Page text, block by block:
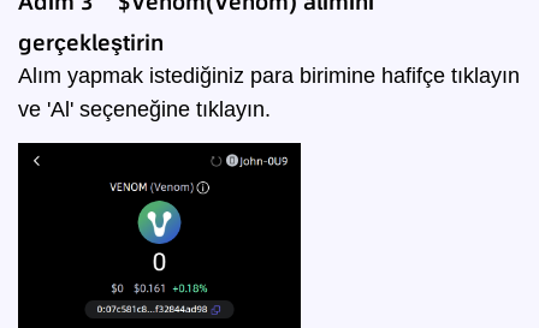
gerçekleştirin
Alım yapmak istediğiniz para birimine hafifçe tıklayın
ve 'Al' seçeneğine tıklayın.